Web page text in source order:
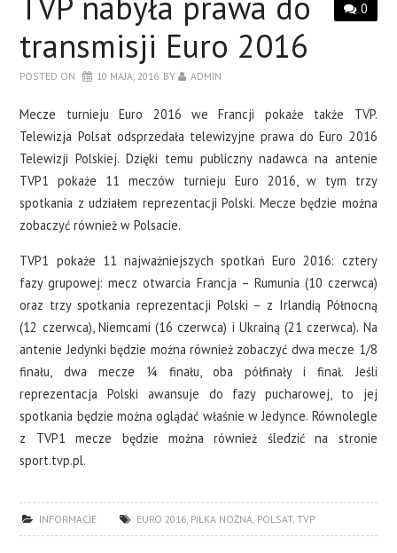
0
transmisji Euro 2016
POSTED ON 10 MAJA, 2016 BY ADMIN
Mecze turnieju Euro 2016 we Francji pokaże także TVP.
Telewizja Polsat odsprzedała telewizyjne prawa do Euro 2016
Telewizji Polskiej. Dzięki temu publiczny nadawca na antenie
TVP1 pokaże 11 meczów turnieju Euro 2016, w tym trzy
spotkania z udziałem reprezentacji Polski. Mecze będzie można
zobaczyć również w Polsacie.
TVP1 pokaże 11 najważniejszych spotkań Euro 2016: cztery
fazy grupowej: mecz otwarcia Francja – Rumunia (10 czerwca)
oraz trzy spotkania reprezentacji Polski – z Irlandią Północną
(12 czerwca), Niemcami (16 czerwca) i Ukrainą (21 czerwca). Na
antenie Jedynki będzie można również zobaczyć dwa mecze 1/8
finału, dwa mecze ¼ finału, oba półfinały i finał. Jeśli
reprezentacja Polski awansuje do fazy pucharowej, to jej
spotkania będzie można oglądać właśnie w Jedynce. Równolegle
z TVP1 mecze będzie można również śledzić na stronie
sport.tvp.pl.
INFORMACJE EURO 2016, PIŁKA NOŻNA, POLSAT,TVP